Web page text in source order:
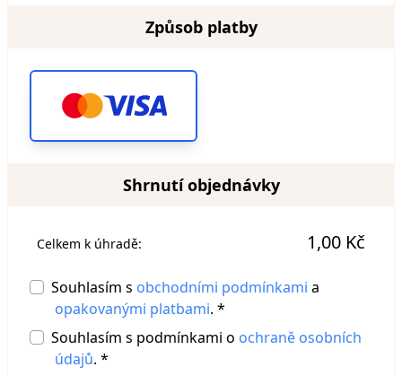
Způsob platby
Shrnutí objednávky
Celkem k úhradě: 1,00 Kč
Souhlasím s obchodními podmínkami a
opakovanými platbami. *
Souhlasím s podmínkami o ochraně osobních
údajů. *